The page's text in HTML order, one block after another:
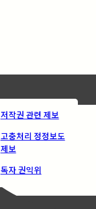
저작권 관련 제보
고충처리 정정보도
제보
독자 권익위